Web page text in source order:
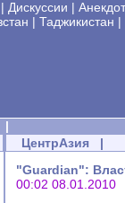
| Дискуссии |
| Таджикистан |
|
ЦентрАзия |
"Guardian":
00:02 08.01.2010